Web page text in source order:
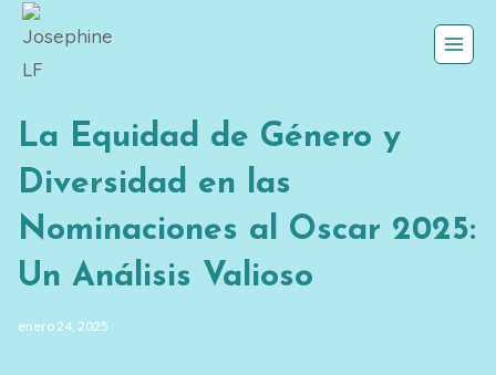
Saltar
contenido
La Equidad de Género y
Diversidad en las
Nominaciones al Oscar 2025:
Un Análisis Valioso
enero 24, 2025